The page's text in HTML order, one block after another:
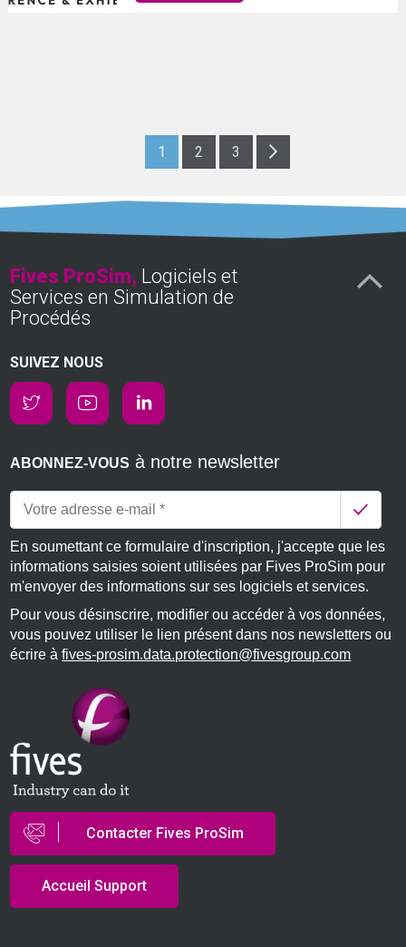
1 2 3
Fives ProSim, Logiciels et
Services en Simulation de
Procédés
Contacter Fives ProSim
Accueil Support
SUIVEZ NOUS
ABONNEZ-VOUS à notre newsletter
En soumettant ce formulaire d'inscription, j'accepte que les
informations saisies soient utilisées par Fives ProSim pour
m'envoyer des informations sur ses logiciels et services.
Pour vous désinscrire, modifier ou accéder à vos données,
vous pouvez utiliser le lien présent dans nos newsletters ou
écrire àfives-prosim.data.protection@fivesgroup.com